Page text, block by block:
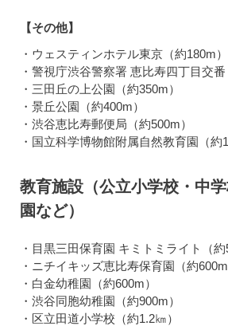
【その他】
・ウェスティンホテル東京（約180m）
・警視庁渋谷警察署 恵比寿四丁目交番
・三田丘の上公園（約350m）
・景丘公園（約400m）
・渋谷恵比寿郵便局（約500m）
・国立科学博物館附属自然教育園（約
教育施設（公立小学校・中
園など）
・目黒三田保育園 キミトミライト（約
・ニチイキッズ恵比寿保育園（約600m
・白金幼稚園（約600m）
・渋谷同胞幼稚園（約900m）
・区立田道小学校（約1.2㎞）